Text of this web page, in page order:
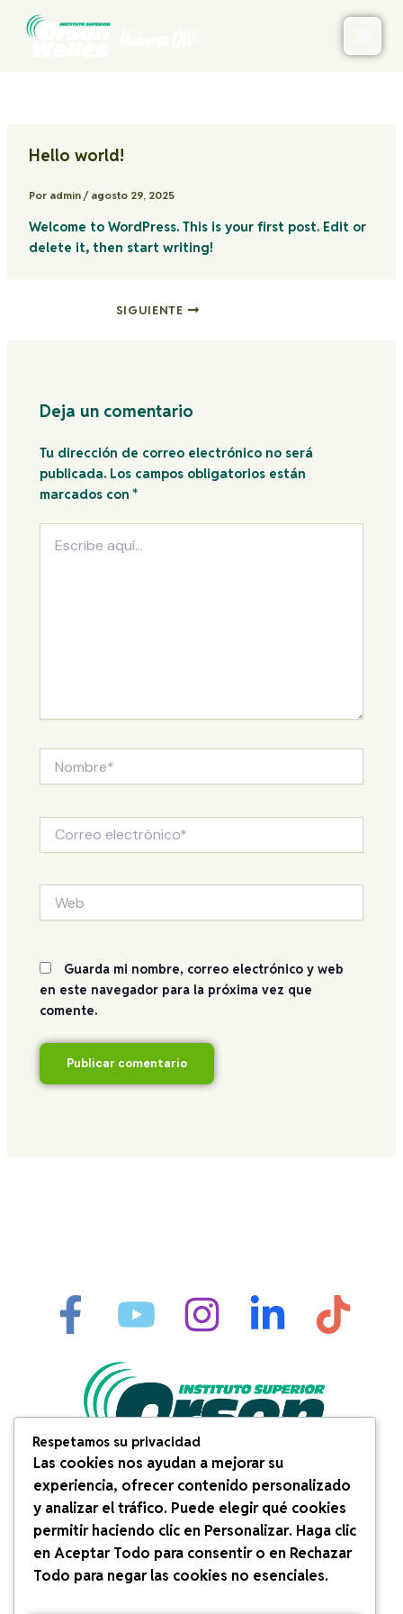
Hello world!
Por admin / agosto 29, 2025
Welcome to WordPress. This is your first post. Edit or
delete it, then start writing!
SIGUIENTE
Deja un comentario
Tu dirección de correo electrónico no será
publicada. Los campos obligatorios están
marcados con*
aquí...
electrónico*
Guarda mi nombre, correo electrónico y web
en este navegador para la próxima vez que
comente.
Información de contacto
Dirección:Av. Salaverry #3641
Respetamos su privacidad
Las cookies nos ayudan a mejorar su
experiencia, ofrecer contenido personalizado
y analizar el tráfico. Puede elegir qué cookies
permitir haciendo clic en Personalizar. Haga clic
en Aceptar Todo para consentir o en Rechazar
Todo para negar las cookies no esenciales.